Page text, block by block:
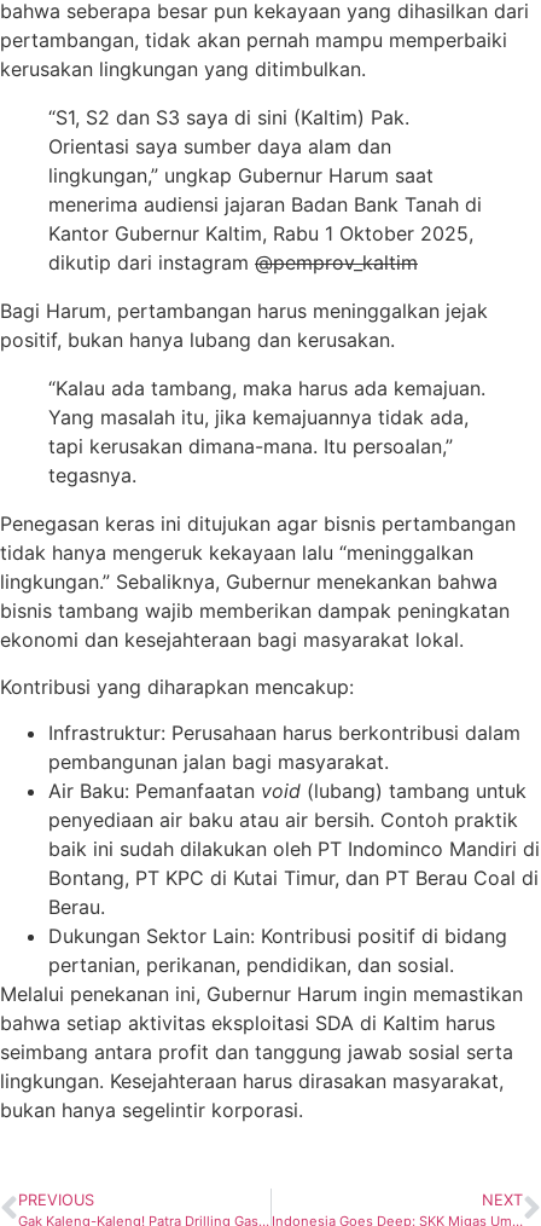
bahwa seberapa besar pun kekayaan yang dihasilkan dari
pertambangan, tidak akan pernah mampu memperbaiki
kerusakan lingkungan yang ditimbulkan.
“S1, S2 dan S3 saya di sini (Kaltim) Pak.
Orientasi saya sumber daya alam dan
lingkungan,” ungkap Gubernur Harum saat
menerima audiensi jajaran Badan Bank Tanah di
Kantor Gubernur Kaltim, Rabu 1 Oktober 2025,
dikutip dari instagram @pemprov_kaltim
Bagi Harum, pertambangan harus meninggalkan jejak
positif, bukan hanya lubang dan kerusakan.
“Kalau ada tambang, maka harus ada kemajuan.
Yang masalah itu, jika kemajuannya tidak ada,
tapi kerusakan dimana-mana. Itu persoalan,”
tegasnya.
Penegasan keras ini ditujukan agar bisnis pertambangan
tidak hanya mengeruk kekayaan lalu “meninggalkan
lingkungan.” Sebaliknya, Gubernur menekankan bahwa
bisnis tambang wajib memberikan dampak peningkatan
ekonomi dan kesejahteraan bagi masyarakat lokal.
Kontribusi yang diharapkan mencakup:
Infrastruktur: Perusahaan harus berkontribusi dalam
pembangunan jalan bagi masyarakat.
Air Baku: Pemanfaatan void (lubang) tambang untuk
penyediaan air baku atau air bersih. Contoh praktik
baik ini sudah dilakukan oleh PT Indominco Mandiri di
Bontang, PT KPC di Kutai Timur, dan PT Berau Coal di
Berau.
Dukungan Sektor Lain: Kontribusi positif di bidang
pertanian, perikanan, pendidikan, dan sosial.
Melalui penekanan ini, Gubernur Harum ingin memastikan
bahwa setiap aktivitas eksploitasi SDA di Kaltim harus
seimbang antara profit dan tanggung jawab sosial serta
lingkungan. Kesejahteraan harus dirasakan masyarakat,
bukan hanya segelintir korporasi.
PREVIOUS
Gak Kaleng-Kaleng! Patra Drilling Gaspol Budaya Safety, Perwira Langsung ‘Sekolah’ Defensive Riding Bareng IDDC
NEXT
Indonesia Goes Deep: SKK Migas Umumkan 60 Blok Siap Lelang, Undang Investor Global Wujudkan Visi Swasembada Energi